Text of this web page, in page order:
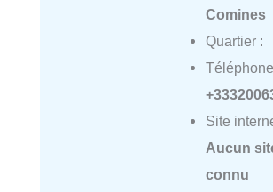
Comines
Quartier :
Site
Aucun
connu